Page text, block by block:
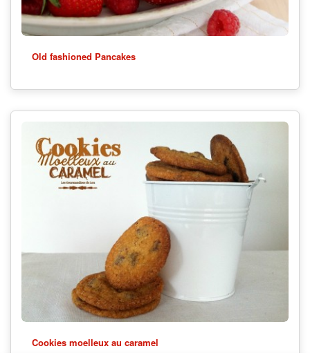
Old fashioned Pancakes
Cookies moelleux au caramel